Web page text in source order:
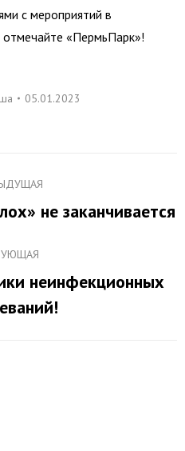
с мероприятий в
отмечайте «ПермьПарк»!
05.01.2023
Предыдущая
не заканчивается
Следующая
запись:
неинфекционных